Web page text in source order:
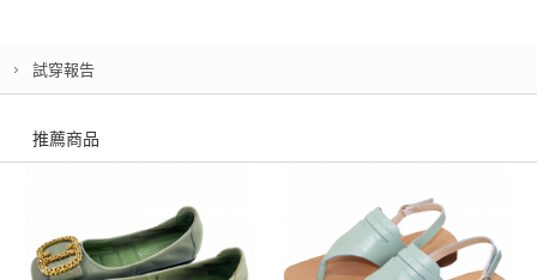
試穿報告
推薦商品